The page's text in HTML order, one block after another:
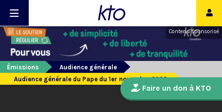
Contenu sponsorisé
Émissions
Audience générale
Audience générale du Pape du 1er novembre 2023
Faire un don à KTO